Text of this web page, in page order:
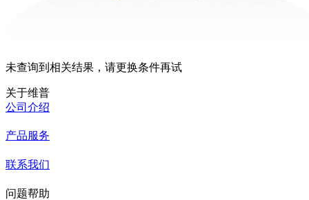
未查询到相关结果，请更换条件再试
关于维普
公司介绍
产品服务
联系我们
问题帮助